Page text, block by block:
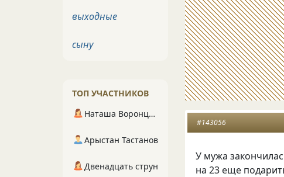
#143056
У мужа
на 23 еще
выходные
сыну
ТОП УЧАСТНИКОВ
Наташа Воронцова
Арыстан Тастанов
Двенадцать струн